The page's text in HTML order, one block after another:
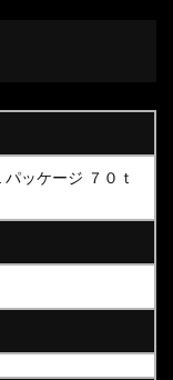
ッケージ ７０ｔ